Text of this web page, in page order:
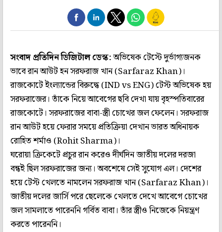
সংবাদ প্রতিদিন ডিজিটাল ডেস্ক:অভিষেক টেস্টে দুর্ভাগ্যজনক
ভাবে রান আউট হন সরফরাজ খান (Sarfaraz Khan)।
রাজকোটে ইংল্যান্ডের বিরুদ্ধে (IND vs ENG) টেস্ট অভিষেক হয়
সরফরাজের। তাঁকে নিয়ে আবেগের ছবি দেখা যায় বৃহস্পতিবারের
রাজকোটে। সরফরাজের বাবা-স্ত্রী চোখের জল ফেলেন। সরফরাজ
রান আউট হয়ে ফেরার সময়ে প্রতিক্রিয়া দেখান ভারত অধিনায়ক
রোহিত শর্মাও (Rohit Sharma)।
ঘরোয়া ক্রিকেটে প্রচুর রান করেও দীর্ঘদিন জাতীয় দলের দরজা
বন্ধই ছিল সরফরাজের জন্য। অবশেষে সেই সুযোগ এল। দেশের
হয়ে টেস্ট খেলতে নামলেন সরফরাজ খান (Sarfaraz Khan)।
জাতীয় দলের জার্সি পরে ছেলেকে খেলতে দেখে আবেগে চোখের
জল সামলাতে পারেননি গর্বিত বাবা। তাঁর স্ত্রীও নিজেকে নিয়ন্ত্রণ
করতে পারেননি।